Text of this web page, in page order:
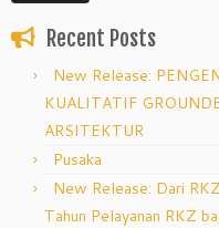
Recent Posts
New Release:
KUALITATIF
ARSITEKTUR
Pusaka
New Release: Dari
Tahun Pelayanan RKZ